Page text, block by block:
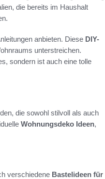
die bereits im Haushalt
anbieten. Diese DIY-
unterstreichen.
sondern ist auch eine tolle
die sowohl stilvoll als auch
Wohnungsdeko Ideen,
verschiedene Bastelideen für